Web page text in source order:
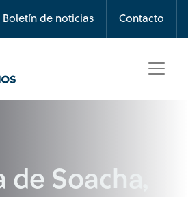
Boletín de noticias Contacto
Soacha,